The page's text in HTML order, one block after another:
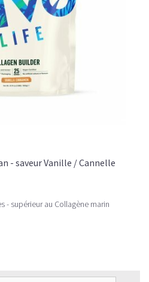
stable, sans pic de glycémie,
la matinée et un allié parfait
le plaisir d’un vrai café
ni affamé.
PROTÉINÉ
- saveur Vanille / Cannelle
- supérieur au Collagène marin